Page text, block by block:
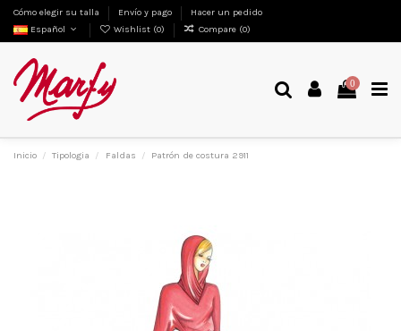
Cómo elegir su talla Envío y pago
Hacer un pedido
Español
Wishlist (0) Compare (0)
0
Inicio Tipologia Faldas Patrón de costura 2911